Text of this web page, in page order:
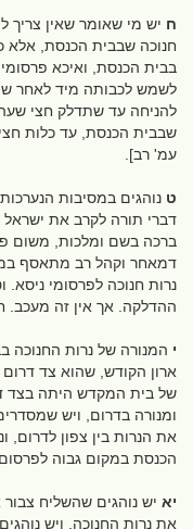
ח יש מי שאומר שאין
חנוכה שבבית הכנסת, אלא
בבית הכנסת, ואיכא
לשמש לכבותה מיד לאחר
להניחה עד שתדלק חצי
שבבית הכנסת, עד כלות
עמ' רב].
ט נוהגים במסיבות
דברי תורה לקרב את
ברכה בשם ומלכות, משום
דמאחר וקהל רב מתאסף
נרות חנוכה לפרסומי
ההדלקה. אך אין זה מעכב.
י המנורה של נרות החנוכה
ארון הקודש, שהוא צד
של בית המקדש היתה בצד
ומנורה בדרום, ויש
את הנרות בין צפון לדרום,
הכנסת במקום גבוה
יא יש נוהגים שהשליח
את נרות החנוכה, ויש